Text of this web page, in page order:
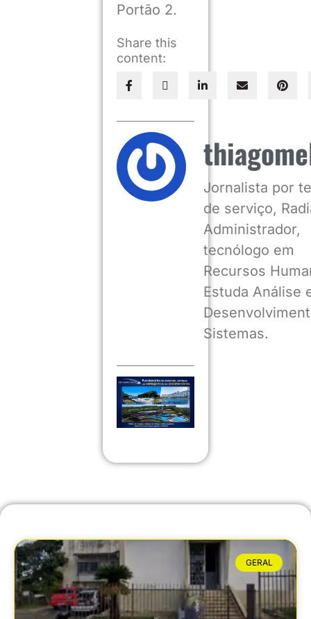
Portão 2.
Share this
content:
Jornalista por
de serviço,
Administrador,
tecnólogo em
Recursos
Estuda Análise
Sistemas.
GERAL